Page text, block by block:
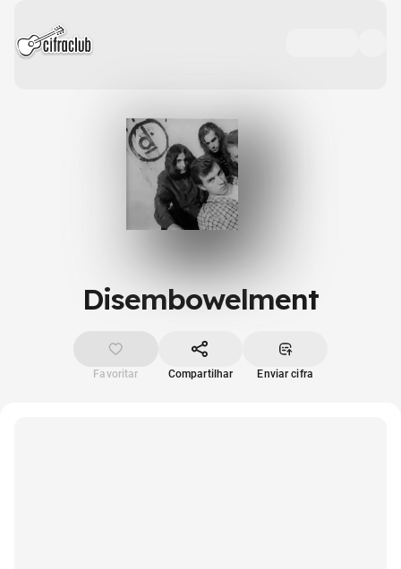
Disembowelment
Favoritar Compartilhar Enviar cifra